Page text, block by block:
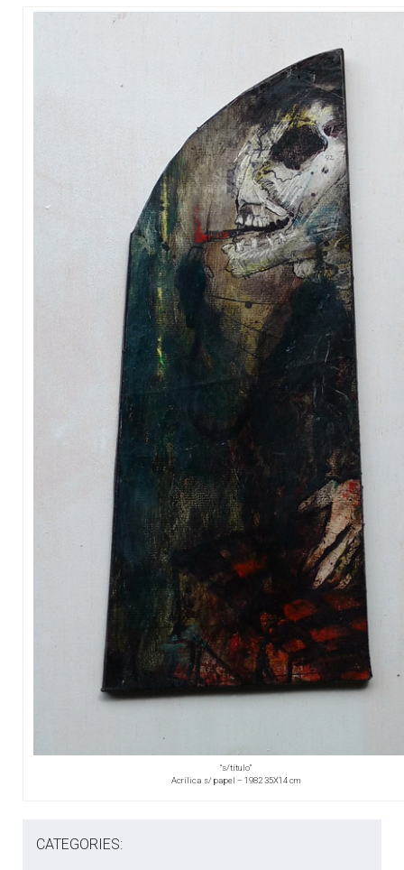
“s/título”
Acrílica s/ papel – 1982 35X14 cm
CATEGORIES: